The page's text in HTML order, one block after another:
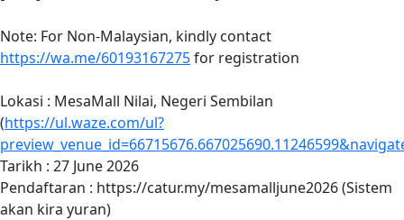
Note: For Non-Malaysian, kindly contact
https://wa.me/60193167275for registration
Lokasi : MesaMall Nilai, Negeri Sembilan
(https://ul.waze.com/ul?
Tarikh : 27 June 2026
Pendaftaran : https://catur.my/mesamalljune2026 (Sistem
akan kira yuran)